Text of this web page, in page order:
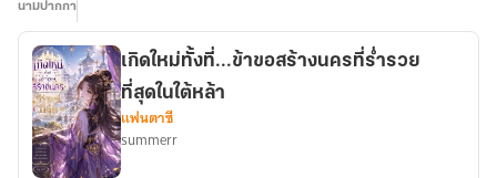
นามปากกา
เกิดใหม่ทั้งที่...ข้าขอสร้างนครที่ร่ำรวย
ที่สุดในใต้หล้า
แฟนตาซี
summerr